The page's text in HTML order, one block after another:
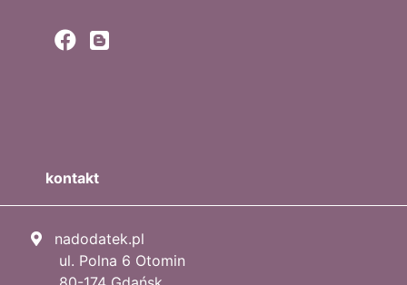
kontakt
nadodatek.pl
ul. Polna 6 Otomin